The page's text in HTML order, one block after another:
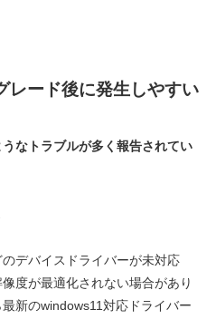
ード後に発生しやすい
なトラブルが多く報告されてい
デバイスドライバーが未対応
度が最適化されない場合があり
新のwindows11対応ドライバー